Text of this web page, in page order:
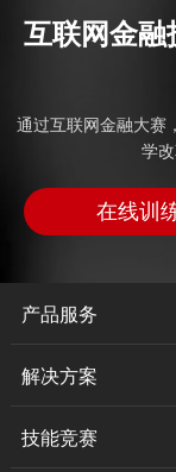
互联网金融
通过互联网金融大赛
学
在线训
产品服务
解决方案
技能竞赛